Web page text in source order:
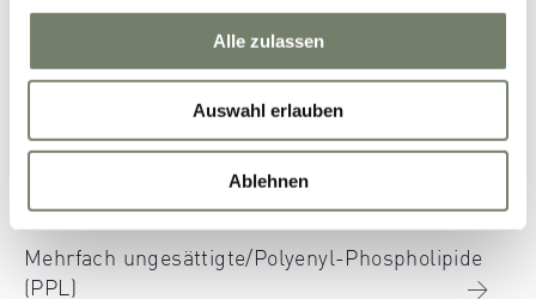
Alle zulassen
Auswahl erlauben
Ablehnen
PhytoSolve®
LIPOID Liposome
Lamellare Systeme
Mehrfach ungesättigte/Polyenyl-Phospholipide
(PPL)